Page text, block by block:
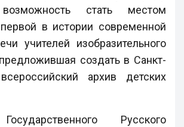
стать местом
в истории современной
учителей изобразительного
создать в Санкт-
архив детских
Русского